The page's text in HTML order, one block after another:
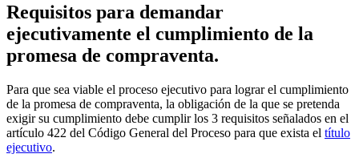
Requisitos para demandar
ejecutivamente el cumplimiento de la
promesa de compraventa.
Para que sea viable el proceso ejecutivo para lograr el cumplimiento
de la promesa de compraventa, la obligación de la que se pretenda
exigir su cumplimiento debe cumplir los 3 requisitos señalados en el
artículo 422 del Código General del Proceso para que exista el título
ejecutivo.